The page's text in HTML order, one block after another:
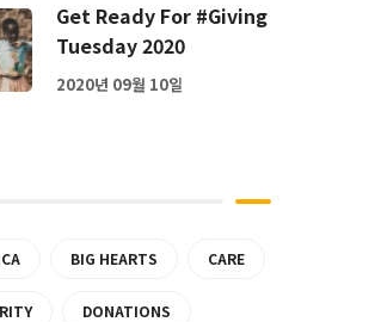
Get Ready For #Giving
Tuesday 2020
2020년 09월 10일
BIG HEARTS CARE
DONATIONS